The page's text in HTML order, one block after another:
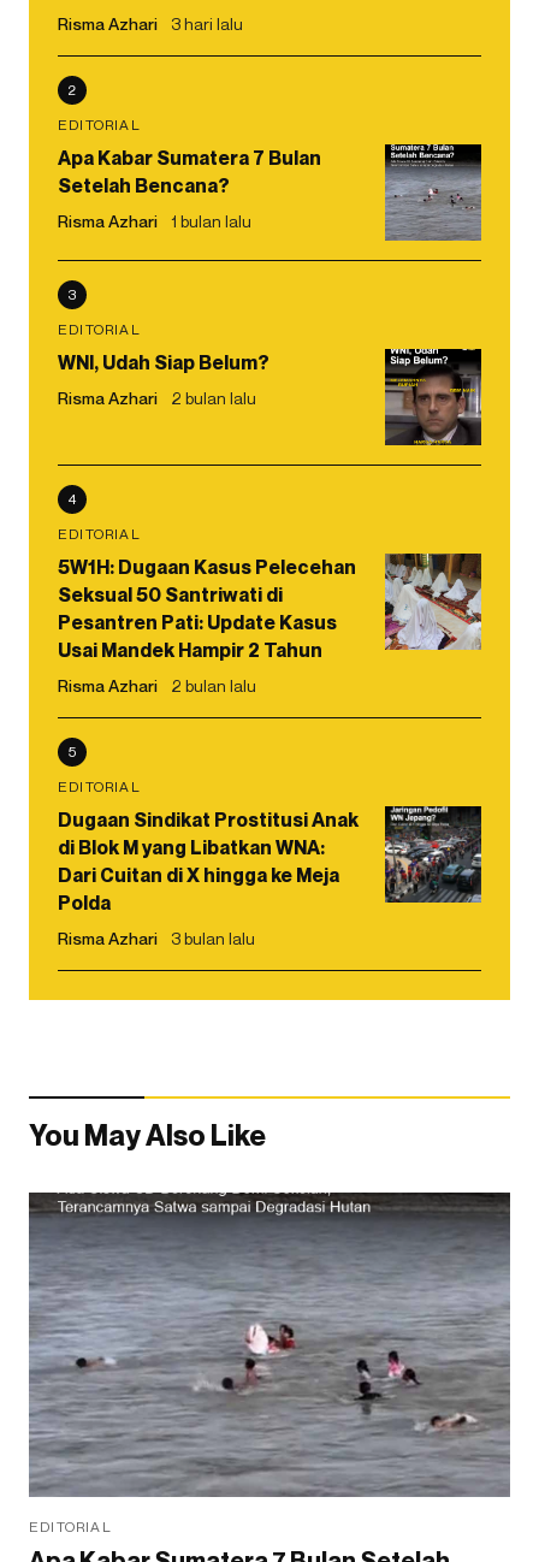
Risma Azhari 3 hari lalu
2
EDITORIAL
Apa Kabar Sumatera 7 Bulan
Setelah Bencana?
Risma Azhari 1 bulan lalu
3
EDITORIAL
WNI, Udah Siap Belum?
Risma Azhari 2 bulan lalu
4
EDITORIAL
5W1H: Dugaan Kasus Pelecehan
Seksual 50 Santriwati di
Pesantren Pati: Update Kasus
Usai Mandek Hampir 2 Tahun
Risma Azhari 2 bulan lalu
5
EDITORIAL
Dugaan Sindikat Prostitusi Anak
di Blok M yang Libatkan WNA:
Dari Cuitan di X hingga ke Meja
Polda
Risma Azhari 3 bulan lalu
You May Also Like
EDITORIAL